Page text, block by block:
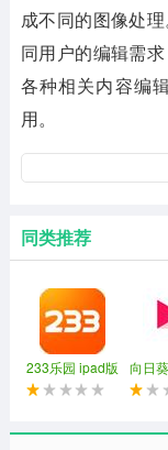
成不同的图像处
同用户的编辑需
各种相关内容编
用。
享，并获得赞
步骤就可以完成
3.选择图像中不
和删除它们。
4.提供的图像和
同类推荐
233乐园 ipad版 向日